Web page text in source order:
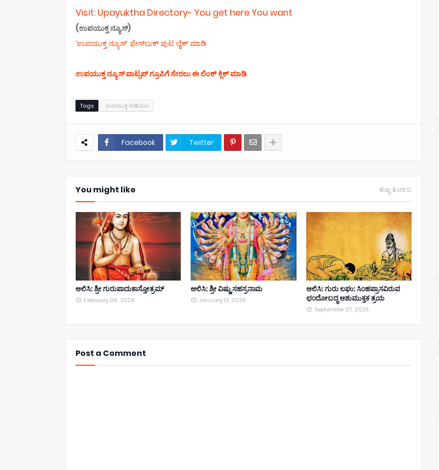
Visit: Upayuktha Directory- You get here You want
(ಉಪಯುಕ್ತ ನ್ಯೂಸ್)
‘ಉಪಯುಕ್ತ ನ್ಯೂಸ್‌’ ಫೇಸ್‌ಬುಕ್ ಪುಟ ಲೈಕ್ ಮಾಡಿ
ಉಪಯುಕ್ತ ನ್ಯೂಸ್‌ ವಾಟ್ಸಪ್‌ ಗ್ರೂಪಿಗೆ ಸೇರಲು ಈ ಲಿಂಕ್ ಕ್ಲಿಕ್ ಮಾಡಿ
Tags ಉಪಯುಕ್ತ ರೇಡಿಯೋ
Facebook Twitter
You might like ಹೆಚ್ಚು ತೋರಿಸು
ಆಲಿಸಿ: ಶ್ರೀ ಗುರುಪಾದುಕಾಸ್ತೋತ್ರಮ್
February 06, 2026
ಆಲಿಸಿ: ಶ್ರೀ ವಿಷ್ಣು ಸಹಸ್ರನಾಮ
January 13, 2026
ಆಲಿಸಿ: ಗುರು ಲಘು: ಸಿಂಹಪ್ರಾಸವಿರುವ
ಛಂದೋಬದ್ಧ ಆಶುಮುಕ್ತಕ ತ್ರಯ
September 07, 2025
Post a Comment